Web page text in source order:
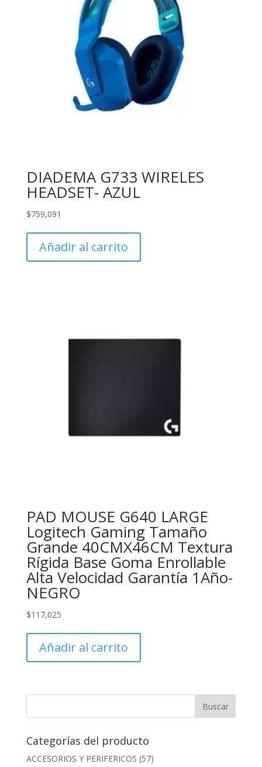
DIADEMA G733 WIRELES
HEADSET- AZUL
$759,091
Añadir al carrito
PAD MOUSE G640 LARGE
Logitech Gaming Tamaño
Grande 40CMX46CM Textura
Rígida Base Goma Enrollable
Alta Velocidad Garantía 1Año-
NEGRO
$117,025
Añadir al carrito
Categorías del producto
ACCESORIOS Y PERIFERICOS (57)